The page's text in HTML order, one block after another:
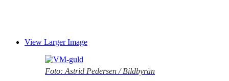
View Larger Image
Foto: Astrid Pedersen / Bildbyrån